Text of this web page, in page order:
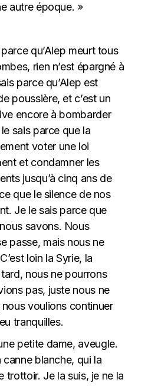
autre époque. »
qu’Alep meurt tous
rien n’est épargné à
parce qu’Alep est
poussière, et c’est un
encore à bombarder
sais parce que la
voter une loi
et condamner les
jusqu’à cinq ans de
que le silence de nos
Je le sais parce que
savons. Nous
passe, mais nous ne
loin la Syrie, la
nous ne pourrons
pas, juste nous ne
voulions continuer
tranquilles.
petite dame, aveugle.
canne blanche, qui la
trottoir. Je la suis, je ne la